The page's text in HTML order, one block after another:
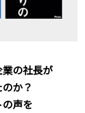
の社長が
か？
声を